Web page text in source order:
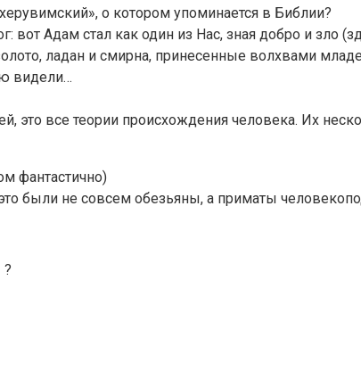
о котором упоминается в Библии?
вот Адам стал как один из Нас, зная добро и зло
ладан и смирна, принесенные волхвами
видели…
это все теории происхождения человека. Их
фантастично)
были не совсем обезьяны, а приматы